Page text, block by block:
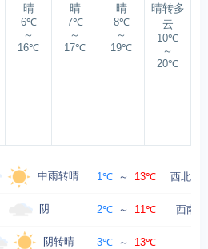
晴
6℃
～
16℃
晴
7℃
～
17℃
晴
8℃
～
19℃
晴转多
云
10℃
～
20℃
中雨转晴 1℃ ～ 13℃ 西北风
阴 2℃ ～ 11℃ 西南
阴转晴 3℃ ～ 13℃